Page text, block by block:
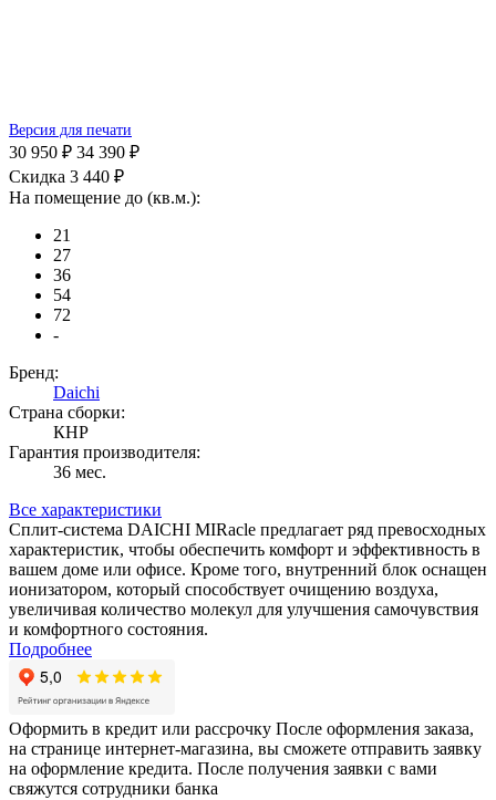
Версия для печати
30 950 ₽ 34 390 ₽
Скидка 3 440 ₽
На помещение до (кв.м.):
21
27
36
54
72
-
Бренд:
Daichi
Страна сборки:
КНР
Гарантия производителя:
36 мес.
Все характеристики
Сплит-система DAICHI MIRacle предлагает ряд превосходных
характеристик, чтобы обеспечить комфорт и эффективность в
вашем доме или офисе. Кроме того, внутренний блок оснащен
ионизатором, который способствует очищению воздуха,
увеличивая количество молекул для улучшения самочувствия
и комфортного состояния.
Подробнее
Оформить в кредит или рассрочку После оформления заказа,
на странице интернет-магазина, вы сможете отправить заявку
на оформление кредита. После получения заявки с вами
свяжутся сотрудники банка